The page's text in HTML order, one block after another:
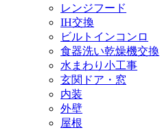
レンジフード
IH交換
ビルトインコンロ
食器洗い乾燥機交換
水まわり小工事
玄関ドア・窓
内装
外壁
屋根